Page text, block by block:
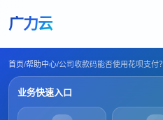
广力云
首页/帮助中心/公司收款码能否使用花呗支付？
业务快速入口